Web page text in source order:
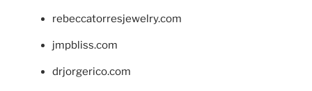
rebeccatorresjewelry.com
jmpbliss.com
drjorgerico.com